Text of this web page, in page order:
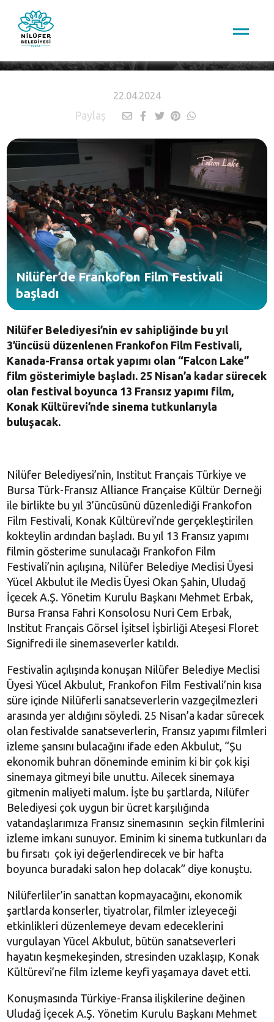
22.04.2024
Paylaş
Nilüfer’de Frankofon Film Festivali
başladı
Nilüfer Belediyesi’nin ev sahipliğinde bu yıl
3’üncüsü düzenlenen Frankofon Film Festivali,
Kanada-Fransa ortak yapımı olan “Falcon Lake”
film gösterimiyle başladı. 25 Nisan’a kadar sürecek
olan festival boyunca 13 Fransız yapımı film,
Konak Kültürevi’nde sinema tutkunlarıyla
buluşacak.
Nilüfer Belediyesi’nin, Institut Français Türkiye ve
Bursa Türk-Fransız Alliance Française Kültür Derneği
ile birlikte bu yıl 3’üncüsünü düzenlediği Frankofon
Film Festivali, Konak Kültürevi’nde gerçekleştirilen
kokteylin ardından başladı. Bu yıl 13 Fransız yapımı
filmin gösterime sunulacağı Frankofon Film
Festivali’nin açılışına, Nilüfer Belediye Meclisi Üyesi
Yücel Akbulut ile Meclis Üyesi Okan Şahin, Uludağ
İçecek A.Ş. Yönetim Kurulu Başkanı Mehmet Erbak,
Bursa Fransa Fahri Konsolosu Nuri Cem Erbak,
Institut Français Görsel İşitsel İşbirliği Ateşesi Floret
Signifredi ile sinemaseverler katıldı.
Festivalin açılışında konuşan Nilüfer Belediye Meclisi
Üyesi Yücel Akbulut, Frankofon Film Festivali’nin kısa
süre içinde Nilüferli sanatseverlerin vazgeçilmezleri
arasında yer aldığını söyledi. 25 Nisan’a kadar sürecek
olan festivalde sanatseverlerin, Fransız yapımı filmleri
izleme şansını bulacağını ifade eden Akbulut, “Şu
ekonomik buhran döneminde eminim ki bir çok kişi
sinemaya gitmeyi bile unuttu. Ailecek sinemaya
gitmenin maliyeti malum. İşte bu şartlarda, Nilüfer
Belediyesi çok uygun bir ücret karşılığında
vatandaşlarımıza Fransız sinemasının seçkin filmlerini
izleme imkanı sunuyor. Eminim ki sinema tutkunları da
bu fırsatı çok iyi değerlendirecek ve bir hafta
boyunca buradaki salon hep dolacak” diye konuştu.
Nilüferliler’in sanattan kopmayacağını, ekonomik
şartlarda konserler, tiyatrolar, filmler izleyeceği
etkinlikleri düzenlemeye devam edeceklerini
vurgulayan Yücel Akbulut, bütün sanatseverleri
hayatın keşmekeşinden, stresinden uzaklaşıp, Konak
Kültürevi’ne film izleme keyfi yaşamaya davet etti.
Konuşmasında Türkiye-Fransa ilişkilerine değinen
Uludağ İçecek A.Ş. Yönetim Kurulu Başkanı Mehmet